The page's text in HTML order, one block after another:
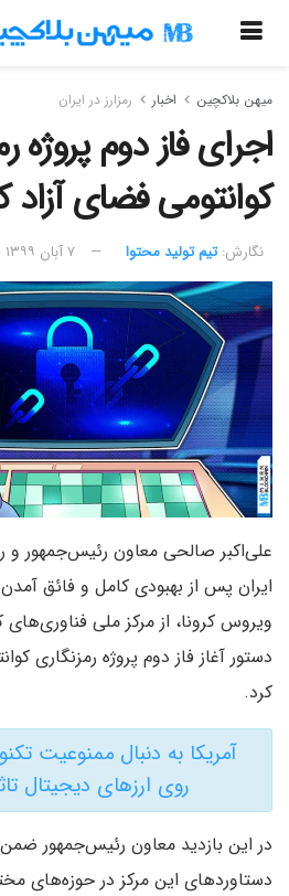
میهن بلاکچین اخبار رمزارز در ایران
اجرای فاز دوم پروژه
کوانتومی فضای آزاد
نگارش:‌ تیم تولید محتوا ۷ آبان ۱۳۹۹ - ۱۸:۵۰
علی‌اکبر صالحی معاون رئیس‌جمهور و
ایران پس از بهبودی کامل و فائق
ویروس کرونا، از مرکز ملی فناوری‌های
دستور آغاز فاز دوم پروژه رمزنگاری
کرد.
آمریکا به دنبال ممنوعیت
روی ارزهای دیجیتال
در این بازدید معاون رئیس‌جمهور
دستاوردهای این مرکز در حوزه‌های